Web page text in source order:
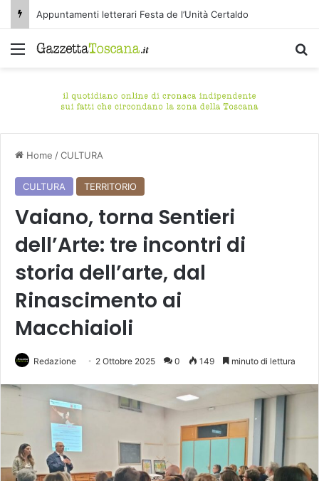
Appuntamenti letterari Festa de l’Unità Certaldo
Menu
Home /CULTURA
CULTURA TERRITORIO
Vaiano, torna Sentieri
dell’Arte: tre incontri di
storia dell’arte, dal
Rinascimento ai
Macchiaioli
Redazione 2 Ottobre 2025 0 149 minuto di lettura